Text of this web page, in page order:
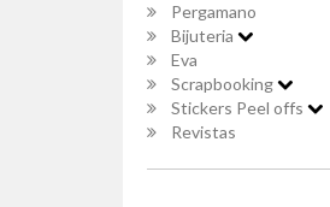
Pergamano
Bijuteria
Eva
Scrapbooking
Stickers Peel offs
Revistas